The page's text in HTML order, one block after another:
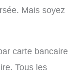
Mais soyez
carte bancaire
Tous les